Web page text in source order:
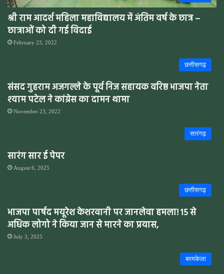
श्री राम आदर्श महिला महाविद्यालय में अंतिम वर्ष के छात्र –
छात्राओं को दी गई विदाई
February 23, 2022
छत्तीसगढ़
संसद गुहराम अजगल्ले के पूर्व निज सहायक वरिष्ठ भाजपा नेता
श्याम पटेल ने कांग्रेस का दामन थामा
November 23, 2022
सारंगढ़
सारंग सार ई पेपर
August 6, 2025
छत्तीसगढ़
भाजपा पार्षद मयूरेश केशरवानी पर जानलेवा हमला! 15 से
अधिक लोगो ने किया जान से मारने का प्रयास,
July 3, 2025
बरमकेला